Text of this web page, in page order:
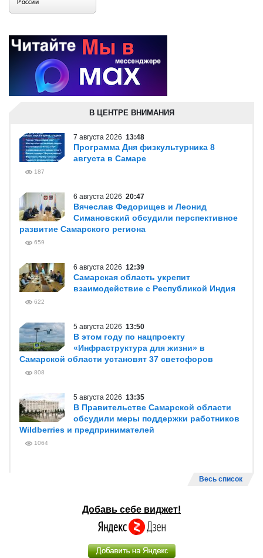
В ЦЕНТРЕ ВНИМАНИЯ
7 августа 2026 13:48
Программа Дня физкультурника 8
августа в Самаре
187
6 августа 2026 20:47
Вячеслав Федорищев и Леонид
Симановский обсудили перспективное
развитие Самарского региона
659
6 августа 2026 12:39
Самарская область укрепит
взаимодействие с Республикой Индия
622
5 августа 2026 13:50
В этом году по нацпроекту
«Инфраструктура для жизни» в
Самарской области установят 37 светофоров
808
5 августа 2026 13:35
В Правительстве Самарской области
обсудили меры поддержки работников
Wildberries и предпринимателей
1064
Весь список
Добавь себе виджет!